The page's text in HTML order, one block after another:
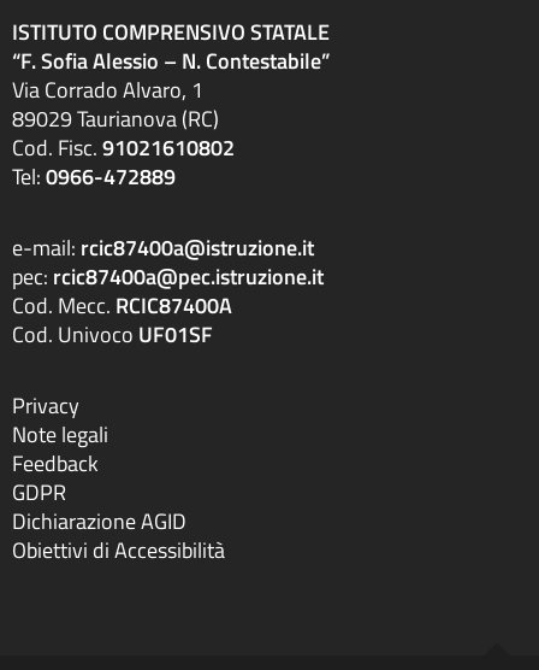
ISTITUTO COMPRENSIVO STATALE
“F. Sofia Alessio – N. Contestabile”
Via Corrado Alvaro, 1
89029 Taurianova (RC)
Cod. Fisc.91021610802
Tel:0966-472889
e-mail: rcic87400a@istruzione.it
pec: rcic87400a@pec.istruzione.it
Cod. Mecc. RCIC87400A
Cod. Univoco UF01SF
Privacy
Note legali
Feedback
GDPR
Dichiarazione AGID
Obiettivi di Accessibilità